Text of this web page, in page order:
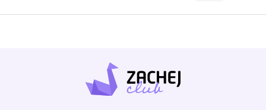
– mamonár koná cielene: čím viac, čím
ochrany podmienok života a namiesto riešenia
rozporov bez sily, bez donútenia, bez zabíjania,
bez ničenia a používania zbraní, stupňuje
militarizáciu a smeruje k zničeniu života na